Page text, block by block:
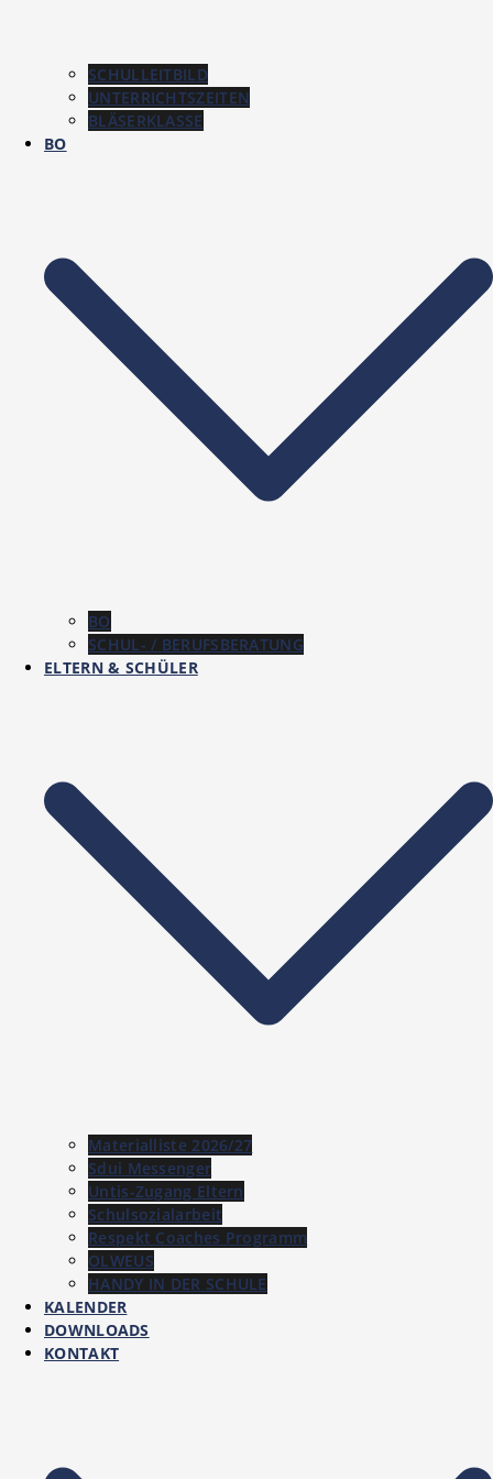
SCHULLEITBILD
UNTERRICHTSZEITEN
BLÄSERKLASSE
BO
BO
SCHUL- / BERUFSBERATUNG
ELTERN & SCHÜLER
Materialliste 2026/27
Sdui Messenger
Untis-Zugang Eltern
Schulsozialarbeit
Respekt Coaches Programm
OLWEUS
HANDY IN DER SCHULE
KALENDER
DOWNLOADS
KONTAKT